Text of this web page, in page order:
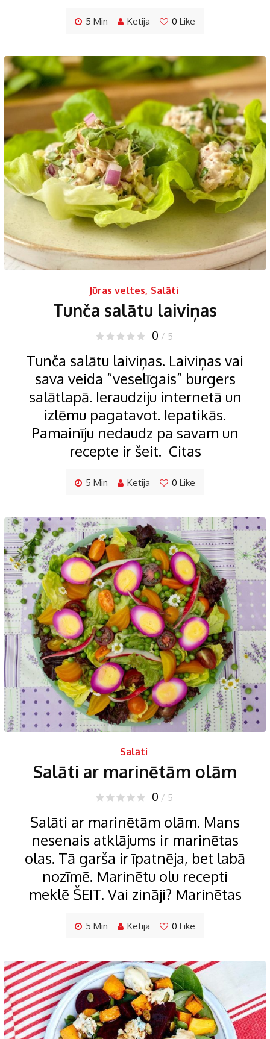
5 Min Ketija 0 Like
Jūras veltes, Salāti
Tunča salātu laiviņas
0 / 5
Tunča salātu laiviņas. Laiviņas vai
sava veida “veselīgais” burgers
salātlapā. Ieraudziju internetā un
izlēmu pagatavot. Iepatikās.
Pamainīju nedaudz pa savam un
recepte ir šeit. Citas
5 Min Ketija 0 Like
Salāti
Salāti ar marinētām olām
0 / 5
Salāti ar marinētām olām. Mans
nesenais atklājums ir marinētas
olas. Tā garša ir īpatnēja, bet labā
nozīmē. Marinētu olu recepti
meklē ŠEIT. Vai zināji? Marinētas
5 Min Ketija 0 Like